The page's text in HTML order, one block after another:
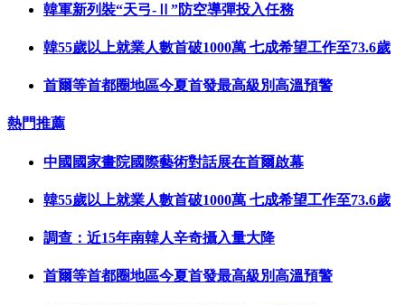
韓軍新列裝“天弓-Ⅱ”防空導彈投入任務
韓55歲以上就業人數首破1000萬 七成希望工作至73.6歲
首爾等首都圈地區今夏首發最高級別高溫預警
熱門推薦
中國國家畫院國際藝術對話展在首爾啟幕
韓55歲以上就業人數首破1000萬 七成希望工作至73.6歲
調查：近15年南韓人辛奇攝入量大降
首爾等首都圈地區今夏首發最高級別高溫預警